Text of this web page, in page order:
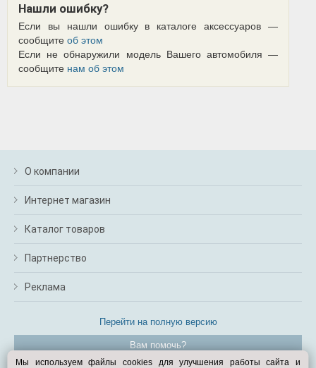
Нашли ошибку?
Если вы нашли ошибку в каталоге аксессуаров —
сообщите об этом
Если не обнаружили модель Вашего автомобиля —
сообщите нам об этом
О компании
Интернет магазин
Каталог товаров
Партнерство
Реклама
Перейти на полную версию
Вам помочь?
Мы используем файлы cookies для улучшения работы сайта и